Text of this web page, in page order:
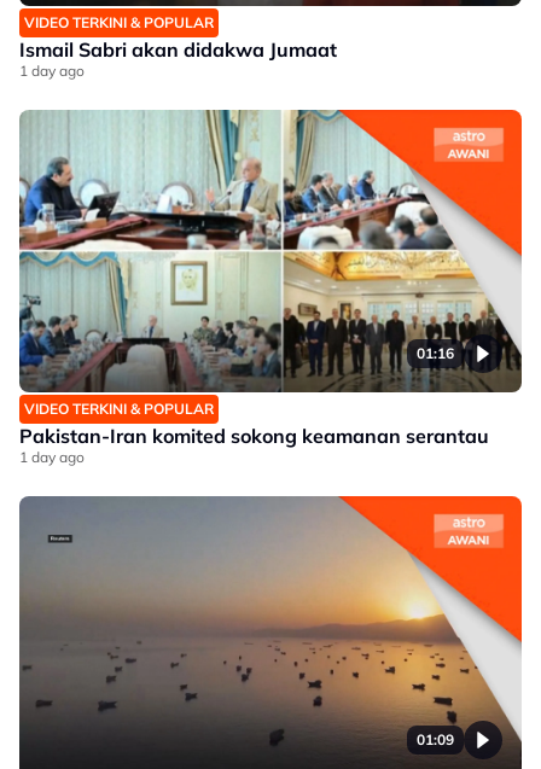
VIDEO TERKINI & POPULAR
Ismail Sabri akan didakwa Jumaat
1 day ago
01:16
VIDEO TERKINI & POPULAR
Pakistan-Iran komited sokong keamanan serantau
1 day ago
01:09